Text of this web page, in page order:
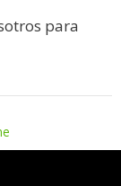
para